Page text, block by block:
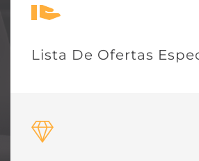
Lista De Ofertas